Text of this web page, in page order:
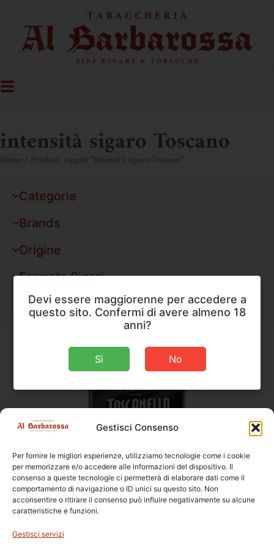
Gestisci Consenso
Per fornire le migliori esperienze, utilizziamo tecnologie come i cookie
per memorizzare e/o accedere alle informazioni del dispositivo. Il
consenso a queste tecnologie ci permetterà di elaborare dati come il
comportamento di navigazione o ID unici su questo sito. Non
acconsentire o ritirare il consenso può influire negativamente su alcune
caratteristiche e funzioni.
Gestisci servizi
intensità sigaro Toscano
Home / Prodotti taggati “intensità sigaro Toscano”
Categorie
Brands
Origine
Formato Sigari
Forma Pipe
Sigari,Toscano
Toscano Toscanello Nero
Devi essere maggiorenne per accedere a
questo sito. Confermi di avere almeno 18
anni?
Sì No